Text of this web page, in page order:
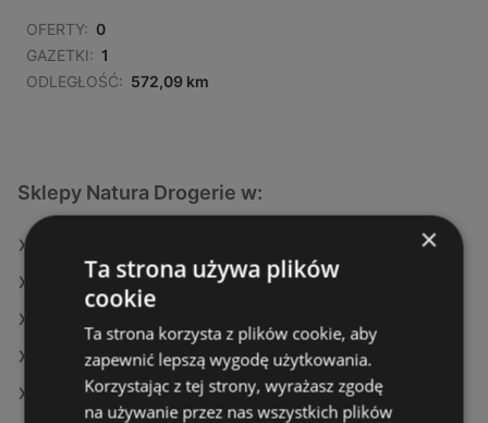
OFERTY: 0
GAZETKI: 1
ODLEGŁOŚĆ: 572,09 km
Sklepy Natura Drogerie w:
Natura Drogerie w Tuchów
Natura Drogerie w Kaczory
Natura Drogerie w Koło
Natura Drogerie w Poraj
×
Ta strona używa plików
cookie
Ta strona korzysta z plików cookie, aby
zapewnić lepszą wygodę użytkowania.
Korzystając z tej strony, wyrażasz zgodę
na używanie przez nas wszystkich plików